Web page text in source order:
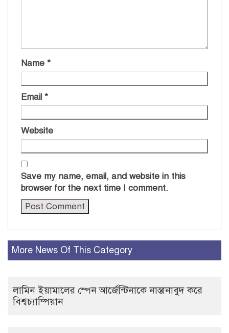
Name *
Email *
Website
Save my name, email, and website in this
browser for the next time I comment.
More News Of This Category
লামিন ইয়ামালের স্পেন আর্জেন্টিনাকে নাস্তানাবুদ করে
বিশ্বচ্যাম্পিয়ান